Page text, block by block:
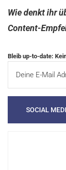
Wie denkt ihr
Content-
Bleib up-to-date: